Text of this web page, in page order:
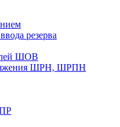
резерва
ШОВ
ШРН, ШРПН